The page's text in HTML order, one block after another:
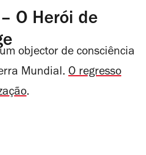
O Herói de
objector de consciência
Mundial. O regresso
.